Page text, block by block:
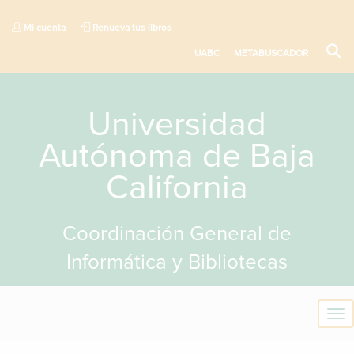
Mi cuenta Renueva tus libros
UABC METABUSCADOR
Universidad
Autónoma de Baja
California
Coordinación General de
Informática y Bibliotecas
T
o